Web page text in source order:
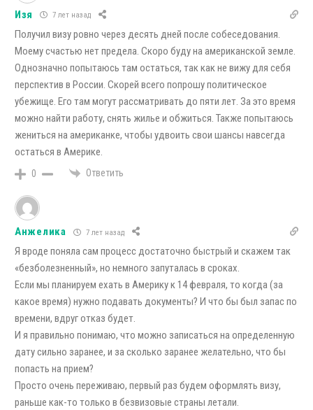
Изя 7 лет назад
Получил визу ровно через десять дней после собеседования.
Моему счастью нет предела. Скоро буду на американской земле.
Однозначно попытаюсь там остаться, так как не вижу для себя
перспектив в России. Скорей всего попрошу политическое
убежище. Его там могут рассматривать до пяти лет. За это время
можно найти работу, снять жилье и обжиться. Также попытаюсь
жениться на американке, чтобы удвоить свои шансы навсегда
остаться в Америке.
0 Ответить
Анжелика 7 лет назад
Я вроде поняла сам процесс достаточно быстрый и скажем так
«безболезненный», но немного запуталась в сроках.
Если мы планируем ехать в Америку к 14 февраля, то когда (за
какое время) нужно подавать документы? И что бы был запас по
времени, вдруг отказ будет.
И я правильно понимаю, что можно записаться на определенную
дату сильно заранее, и за сколько заранее желательно, что бы
попасть на прием?
Просто очень переживаю, первый раз будем оформлять визу,
раньше как-то только в безвизовые страны летали.